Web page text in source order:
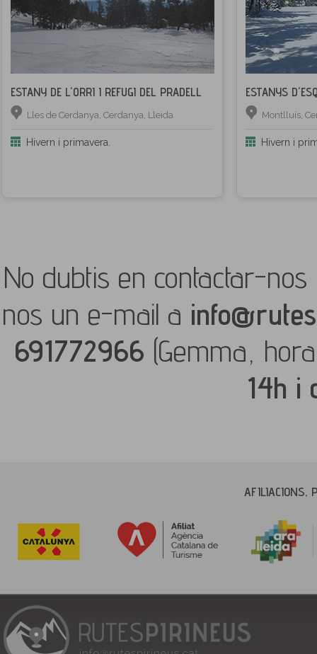
ESTANY DE L'ORRI I REFUGI DEL PRADELL
Lles de Cerdanya, Cerdanya, Lleida
Hivern i primavera.
ESTANYS
Montlluís,
Hivern i
No dubtis en contactar-
nos un e-mail a
691772966 (Gemma,
14h i
AFILIACIONS,